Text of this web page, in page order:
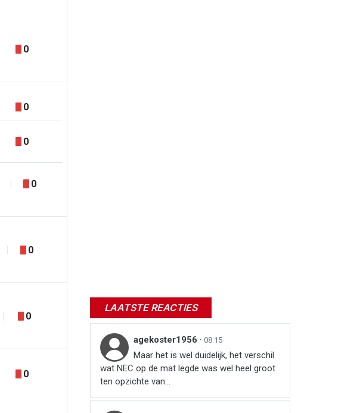
0
0
0
0
0
0
0
LAATSTE REACTIES
agekoster1956 · 08:15
Maar het is wel duidelijk, het verschil
wat NEC op de mat legde was wel heel groot
ten opzichte van...